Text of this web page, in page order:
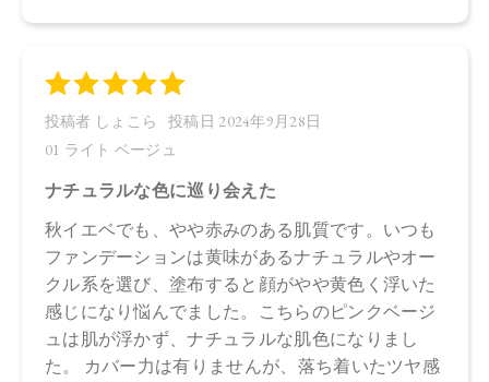
キイソステアリン酸ソルビタン、ペンタイソステアリン酸ポ
リグリセリル－１０、ペンタヒドロキシステアリン酸ポリグ
ａ、フェノキシエタノール、ポリリシノレイン酸ポリグリセ
リル－６、ＢＧ、デキストラン、アセチルテトラペプチド－
【原産国】
日本
【メーカー品番】
店舗でお問い合わせの際には、下記品番をお伝え下さい。